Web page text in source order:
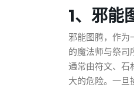
1、邪能
邪能图腾，作为
的魔法师与祭司
通常由符文、石
大的危险。一旦